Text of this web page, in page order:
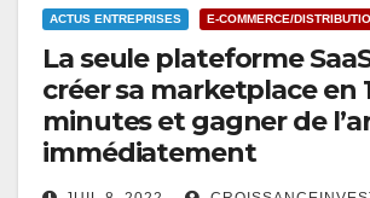
ACTUS ENTREPRISES E-COMMERCE/
La seule plateforme
créer sa marketplace en
minutes et gagner de
immédiatement